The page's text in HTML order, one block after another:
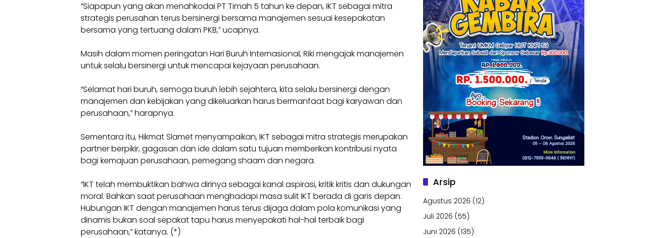
“Siapapun yang akan menahkodai PT Timah 5 tahun ke depan, IKT sebagai mitra
strategis perusahan terus bersinergi bersama manajemen sesuai kesepakatan
bersama yang tertuang dalam PKB,” ucapnya.
Masih dalam momen peringatan Hari Buruh Internasional, Riki mengajak manajemen
untuk selalu bersinergi untuk mencapai kejayaan perusahaan.
“Selamat hari buruh, semoga buruh lebih sejahtera, kita selalu bersinergi dengan
manajemen dan kebijakan yang dikeluarkan harus bermanfaat bagi karyawan dan
perusahaan,” harapnya.
Sementara itu, Hikmat Slamet menyampaikan, IKT sebagai mitra strategis merupakan
partner berpikir, gagasan dan ide dalam satu tujuan memberikan kontribusi nyata
bagi kemajuan perusahaan, pemegang shaam dan negara.
“IKT telah membuktikan bahwa dirinya sebagai kanal aspirasi, kritik kritis dan dukungan
moral. Bahkan saat perusahaan menghadapi masa sulit IKT berada di garis depan.
Hubungan IKT dengan manajemen harus terus dijaga dalam pola komunikasi yang
dinamis bukan soal sepakat tapu harus menyepakati hal-hal terbaik bagi
perusahaan,” katanya. (*)
Arsip
Agustus 2026 (12)
Juli 2026 (55)
Juni 2026 (135)